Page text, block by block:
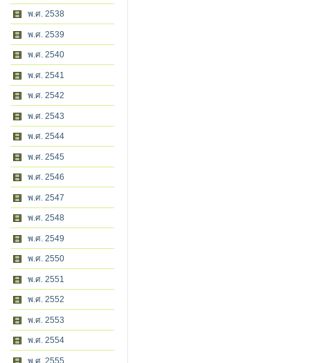
พ.ศ. 2538
พ.ศ. 2539
พ.ศ. 2540
พ.ศ. 2541
พ.ศ. 2542
พ.ศ. 2543
พ.ศ. 2544
พ.ศ. 2545
พ.ศ. 2546
พ.ศ. 2547
พ.ศ. 2548
พ.ศ. 2549
พ.ศ. 2550
พ.ศ. 2551
พ.ศ. 2552
พ.ศ. 2553
พ.ศ. 2554
พ.ศ. 2555